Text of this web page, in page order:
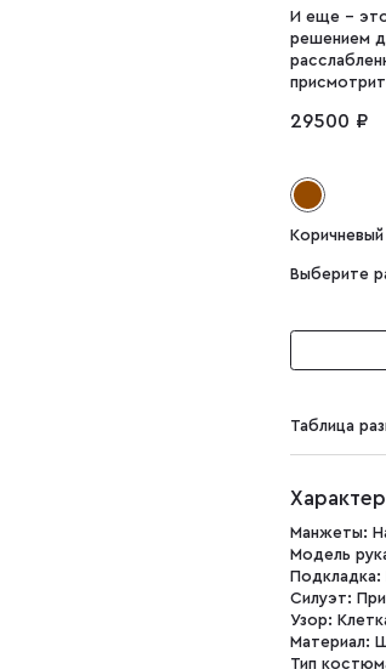
И еще -
решением
29500 ₽
Коричневый
Выберите
Таблица
Манжеты:
Модель
Подкладка:
Силуэт:
Узор:
Материал:
Тип